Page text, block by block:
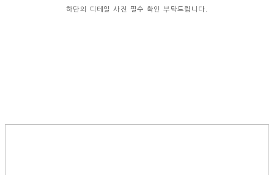
하단의 디테일 사진 필수 확인 부탁드립니다.